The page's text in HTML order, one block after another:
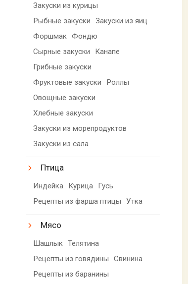
Закуски из курицы
Рыбные закуски
Закуски из яиц
Форшмак Фондю
Сырные закуски
Канапе
Грибные закуски
Фруктовые закуски
Роллы
Овощные закуски
Хлебные закуски
Закуски из морепродуктов
Закуски из сала
Птица
Индейка Курица
Гусь
Рецепты из фарша птицы
Утка
Мясо
Шашлык Телятина
Рецепты из говядины
Свинина
Рецепты из баранины